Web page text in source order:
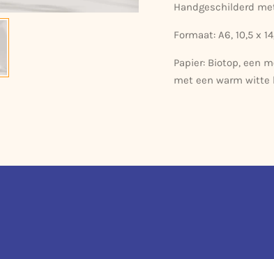
Handgeschilderd
Formaat: A6, 10,5 x
Papier: Biotop, een
met een warm witte